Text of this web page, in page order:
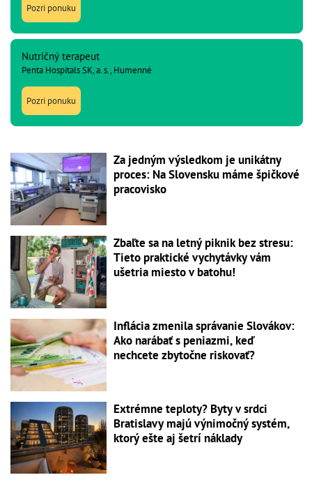
Pozri ponuku
Nutričný terapeut
Penta Hospitals SK, a. s., Humenné
Pozri ponuku
Za jedným výsledkom je unikátny
proces: Na Slovensku máme špičkové
pracovisko
Zbaľte sa na letný piknik bez stresu:
Tieto praktické vychytávky vám
ušetria miesto v batohu!
Inflácia zmenila správanie Slovákov:
Ako narábať s peniazmi, keď
nechcete zbytočne riskovať?
Extrémne teploty? Byty v srdci
Bratislavy majú výnimočný systém,
ktorý ešte aj šetrí náklady